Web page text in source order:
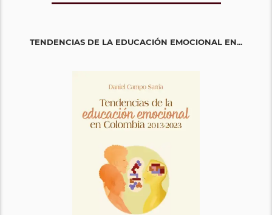
TENDENCIAS DE LA EDUCACIÓN EMOCIONAL EN...